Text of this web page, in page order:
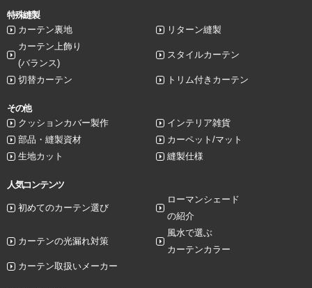
特殊縫製
カーテン裏地
リターン縫製
カーテン上飾り
(バランス)
スタイルカーテン
切替カーテン トリム付きカーテン
その他
クッションカバー製作
インテリア雑貨
部品・縫製資材
カーペット/マット
生地カット
縫製仕様
人気コンテンツ
初めてのカーテン選び
ローマンシェード
の紹介
カーテンの光漏れ対策
風水で選ぶ
カーテンカラー
カーテン取扱いメーカー